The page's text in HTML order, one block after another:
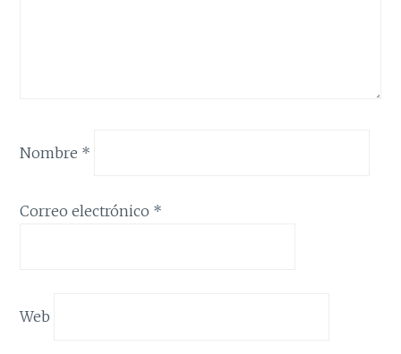
Nombre *
Correo electrónico *
Web